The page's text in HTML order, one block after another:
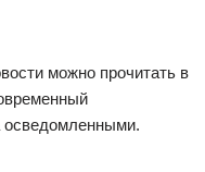
можно прочитать в
осведомленными.